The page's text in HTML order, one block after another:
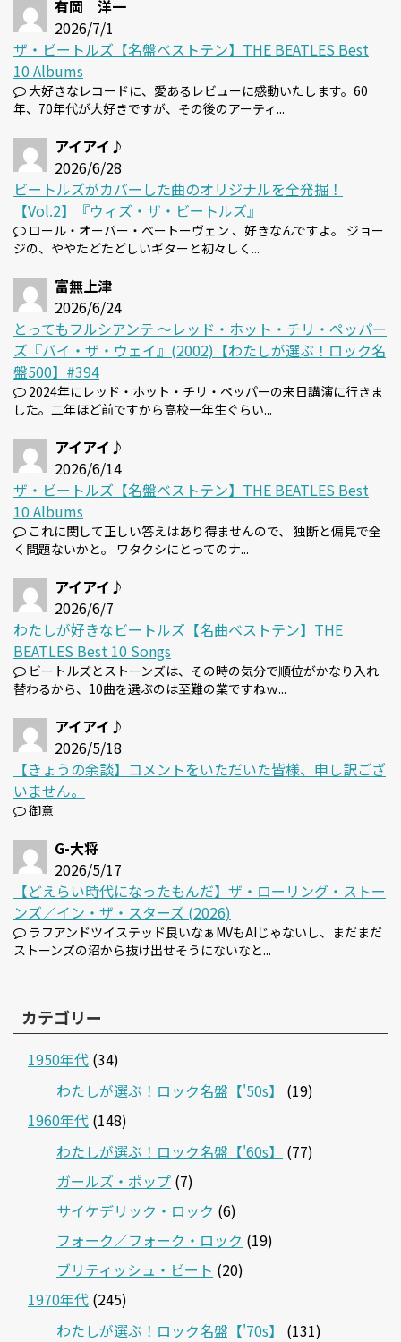
有岡 洋一
2026/7/1
ザ・ビートルズ【名盤ベストテン】THE BEATLES Best
10 Albums
大好きなレコードに、愛あるレビューに感動いたします。60
年、70年代が大好きですが、その後のアーティ...
アイアイ♪
2026/6/28
ビートルズがカバーした曲のオリジナルを全発掘！
【Vol.2】『ウィズ・ザ・ビートルズ』
ロール・オーバー・ベートーヴェン 、好きなんですよ。 ジョー
ジの、ややたどたどしいギターと初々しく...
富無上津
2026/6/24
とってもフルシアンテ 〜レッド・ホット・チリ・ペッパー
ズ『バイ・ザ・ウェイ』(2002)【わたしが選ぶ！ロック名
盤500】#394
2024年にレッド・ホット・チリ・ペッパーの来日講演に行きま
した。二年ほど前ですから高校一年生ぐらい...
アイアイ♪
2026/6/14
ザ・ビートルズ【名盤ベストテン】THE BEATLES Best
10 Albums
これに関して正しい答えはあり得ませんので、 独断と偏見で全
く問題ないかと。 ワタクシにとってのナ...
アイアイ♪
2026/6/7
わたしが好きなビートルズ【名曲ベストテン】THE
BEATLES Best 10 Songs
ビートルズとストーンズは、その時の気分で順位がかなり入れ
替わるから、10曲を選ぶのは至難の業ですねｗ...
アイアイ♪
2026/5/18
【きょうの余談】コメントをいただいた皆様、申し訳ござ
いません。
御意
G-大将
2026/5/17
【どえらい時代になったもんだ】ザ・ローリング・ストー
ンズ／イン・ザ・スターズ (2026)
ラフアンドツイステッド良いなぁMVもAIじゃないし、まだまだ
ストーンズの沼から抜け出せそうにないなと...
カテゴリー
1950年代 (34)
わたしが選ぶ！ロック名盤【'50s】
(19)
1960年代 (148)
わたしが選ぶ！ロック名盤【'60s】
(77)
ガールズ・ポップ (7)
サイケデリック・ロック (6)
フォーク／フォーク・ロック (19)
ブリティッシュ・ビート (20)
1970年代 (245)
わたしが選ぶ！ロック名盤【'70s】
(131)